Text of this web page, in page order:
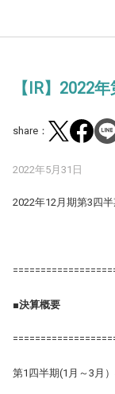
【IR】2022
share：
2022年5月31日
2022年12月期第3四
■決算概要
第1四半期(1月～3月